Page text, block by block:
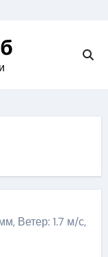
Ветер: 1.7 м/с,